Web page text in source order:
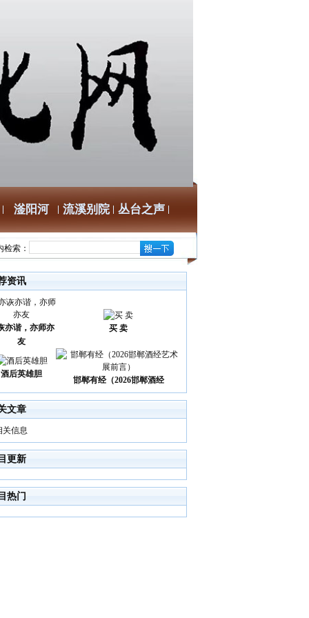
滏阳河 流溪别院 丛台之声
检索：
资讯
亦谐，亦师亦
友
买 卖
酒后英雄胆
邯郸有经（2026邯郸酒经
文章
关信息
更新
热门